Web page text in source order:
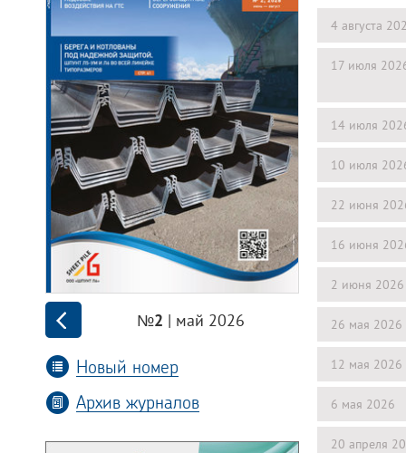
№2 | май 2026
Новый номер
Архив журналов
4 августа
17 июля
14 июля
10 июля
22 июня
16 июня
2 июня 2026
26 мая 2026
12 мая 2026
6 мая 2026
20 апреля